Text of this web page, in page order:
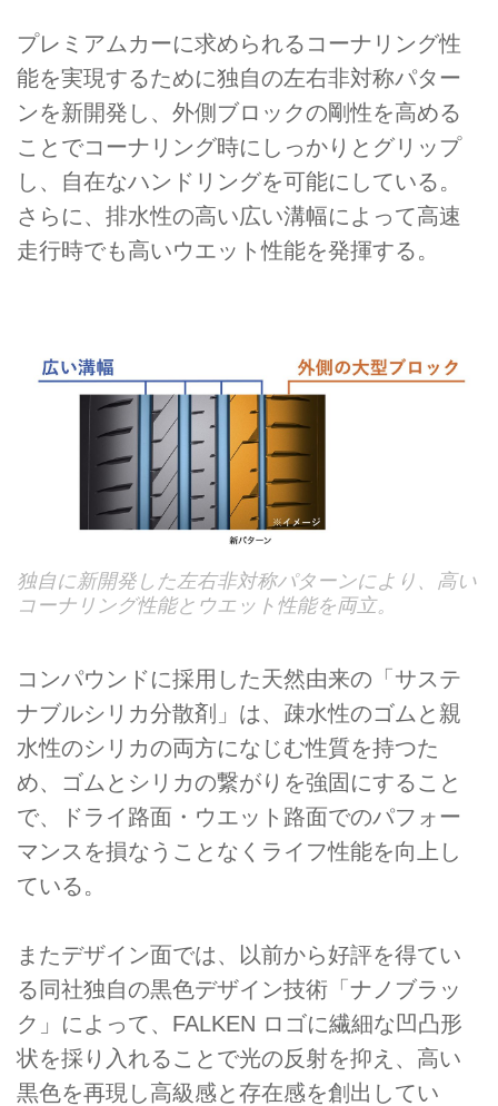
プレミアムカーに求められるコーナリング性
能を実現するために独自の左右非対称パター
ンを新開発し、外側ブロックの剛性を高める
ことでコーナリング時にしっかりとグリップ
し、自在なハンドリングを可能にしている。
さらに、排水性の高い広い溝幅によって高速
走行時でも高いウエット性能を発揮する。
独自に新開発した左右非対称パターンにより、高い
コーナリング性能とウエット性能を両立。
コンパウンドに採用した天然由来の「サステ
ナブルシリカ分散剤」は、疎水性のゴムと親
水性のシリカの両方になじむ性質を持つた
め、ゴムとシリカの繋がりを強固にすること
で、ドライ路面・ウエット路面でのパフォー
マンスを損なうことなくライフ性能を向上し
ている。
またデザイン面では、以前から好評を得てい
る同社独自の黒色デザイン技術「ナノブラッ
ク」によって、FALKEN ロゴに繊細な凹凸形
状を採り入れることで光の反射を抑え、高い
黒色を再現し高級感と存在感を創出してい